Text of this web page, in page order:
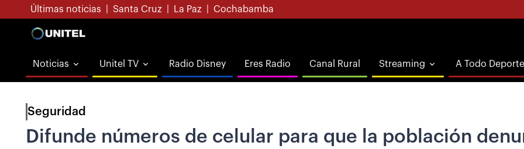
Últimas noticias Santa Cruz La Paz Cochabamba
Noticias Unitel TV Radio Disney Eres Radio Canal Rural Streaming A Todo Deporte
Seguridad
Difunde números de celular para que la población